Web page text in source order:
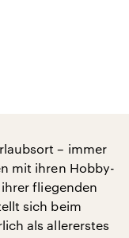
– immer
mit ihren Hobby-
fliegenden
sich beim
als allererstes